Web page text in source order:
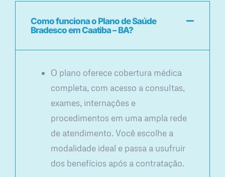
Como funciona o Plano de Saúde
Bradesco em Caatiba – BA?
O plano oferece cobertura médica
completa, com acesso a consultas,
exames, internações e
procedimentos em uma ampla rede
de atendimento. Você escolhe a
modalidade ideal e passa a usufruir
dos benefícios após a contratação.